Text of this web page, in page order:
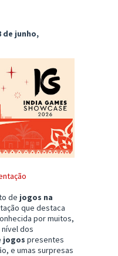
de junho,
de jogos na
que destaca
por muitos,
dos
jogos presentes
e umas surpresas